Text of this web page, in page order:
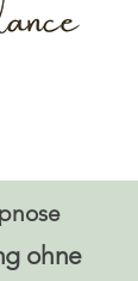
ohne